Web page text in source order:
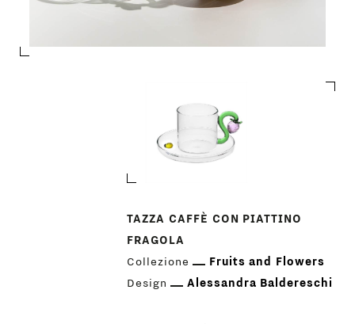
PRODOTTI
DESIGNER
TAZZA CAFFÈ CON PIATTINO
FRAGOLA
Collezione
Fruits and Flowers
Design
Alessandra Baldereschi